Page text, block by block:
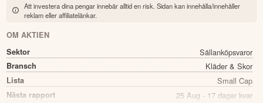
Att investera dina pengar innebär alltid en risk. Sidan kan innehålla/innehåller
reklam eller affiliatelänkar.
OM AKTIEN
Sektor
Sällanköpsvaror
Bransch Kläder & Skor
Lista Small Cap
Nästa rapport 25 Aug - 17 dagar kvar